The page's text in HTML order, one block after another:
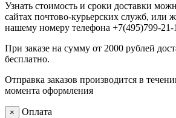
Узнать стоимость и сроки доставки
сайтах почтово-курьерских служб, или
нашему номеру телефона +7(495)799-21-
При заказе на сумму от 2000 рублей
бесплатно.
Отправка заказов производится в
момента оформления
× Оплата